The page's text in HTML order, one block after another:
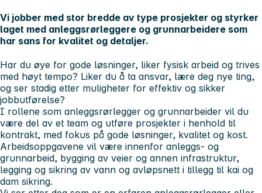
Vi jobber med stor bredde av type prosjekter og styrker
laget med anleggsrørleggere og grunnarbeidere som
har sans for kvalitet og detaljer.
Har du øye for gode løsninger, liker fysisk arbeid og trives
med høyt tempo? Liker du å ta ansvar, lære deg nye ting,
og ser stadig etter muligheter for effektiv og sikker
jobbutførelse?
I rollene som anleggsrørlegger og grunnarbeider vil du
være del av et team og utføre prosjekter i henhold til
kontrakt, med fokus på gode løsninger, kvalitet og kost.
Arbeidsoppgavene vil være innenfor anleggs- og
grunnarbeid, bygging av veier og annen infrastruktur,
legging og sikring av vann og avløpsnett i tillegg til kai og
dam sikring.